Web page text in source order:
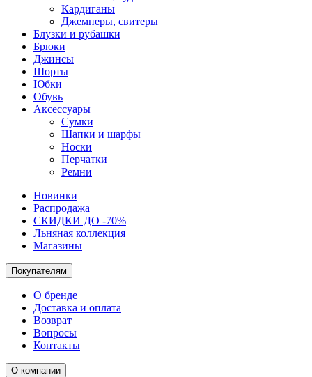
Кардиганы
Джемперы, свитеры
Блузки и рубашки
Брюки
Джинсы
Шорты
Юбки
Обувь
Аксессуары
Сумки
Шапки и шарфы
Носки
Перчатки
Ремни
Новинки
Распродажа
СКИДКИ ДО -70%
Льняная коллекция
Магазины
Покупателям
О бренде
Доставка и оплата
Возврат
Вопросы
Контакты
О компании